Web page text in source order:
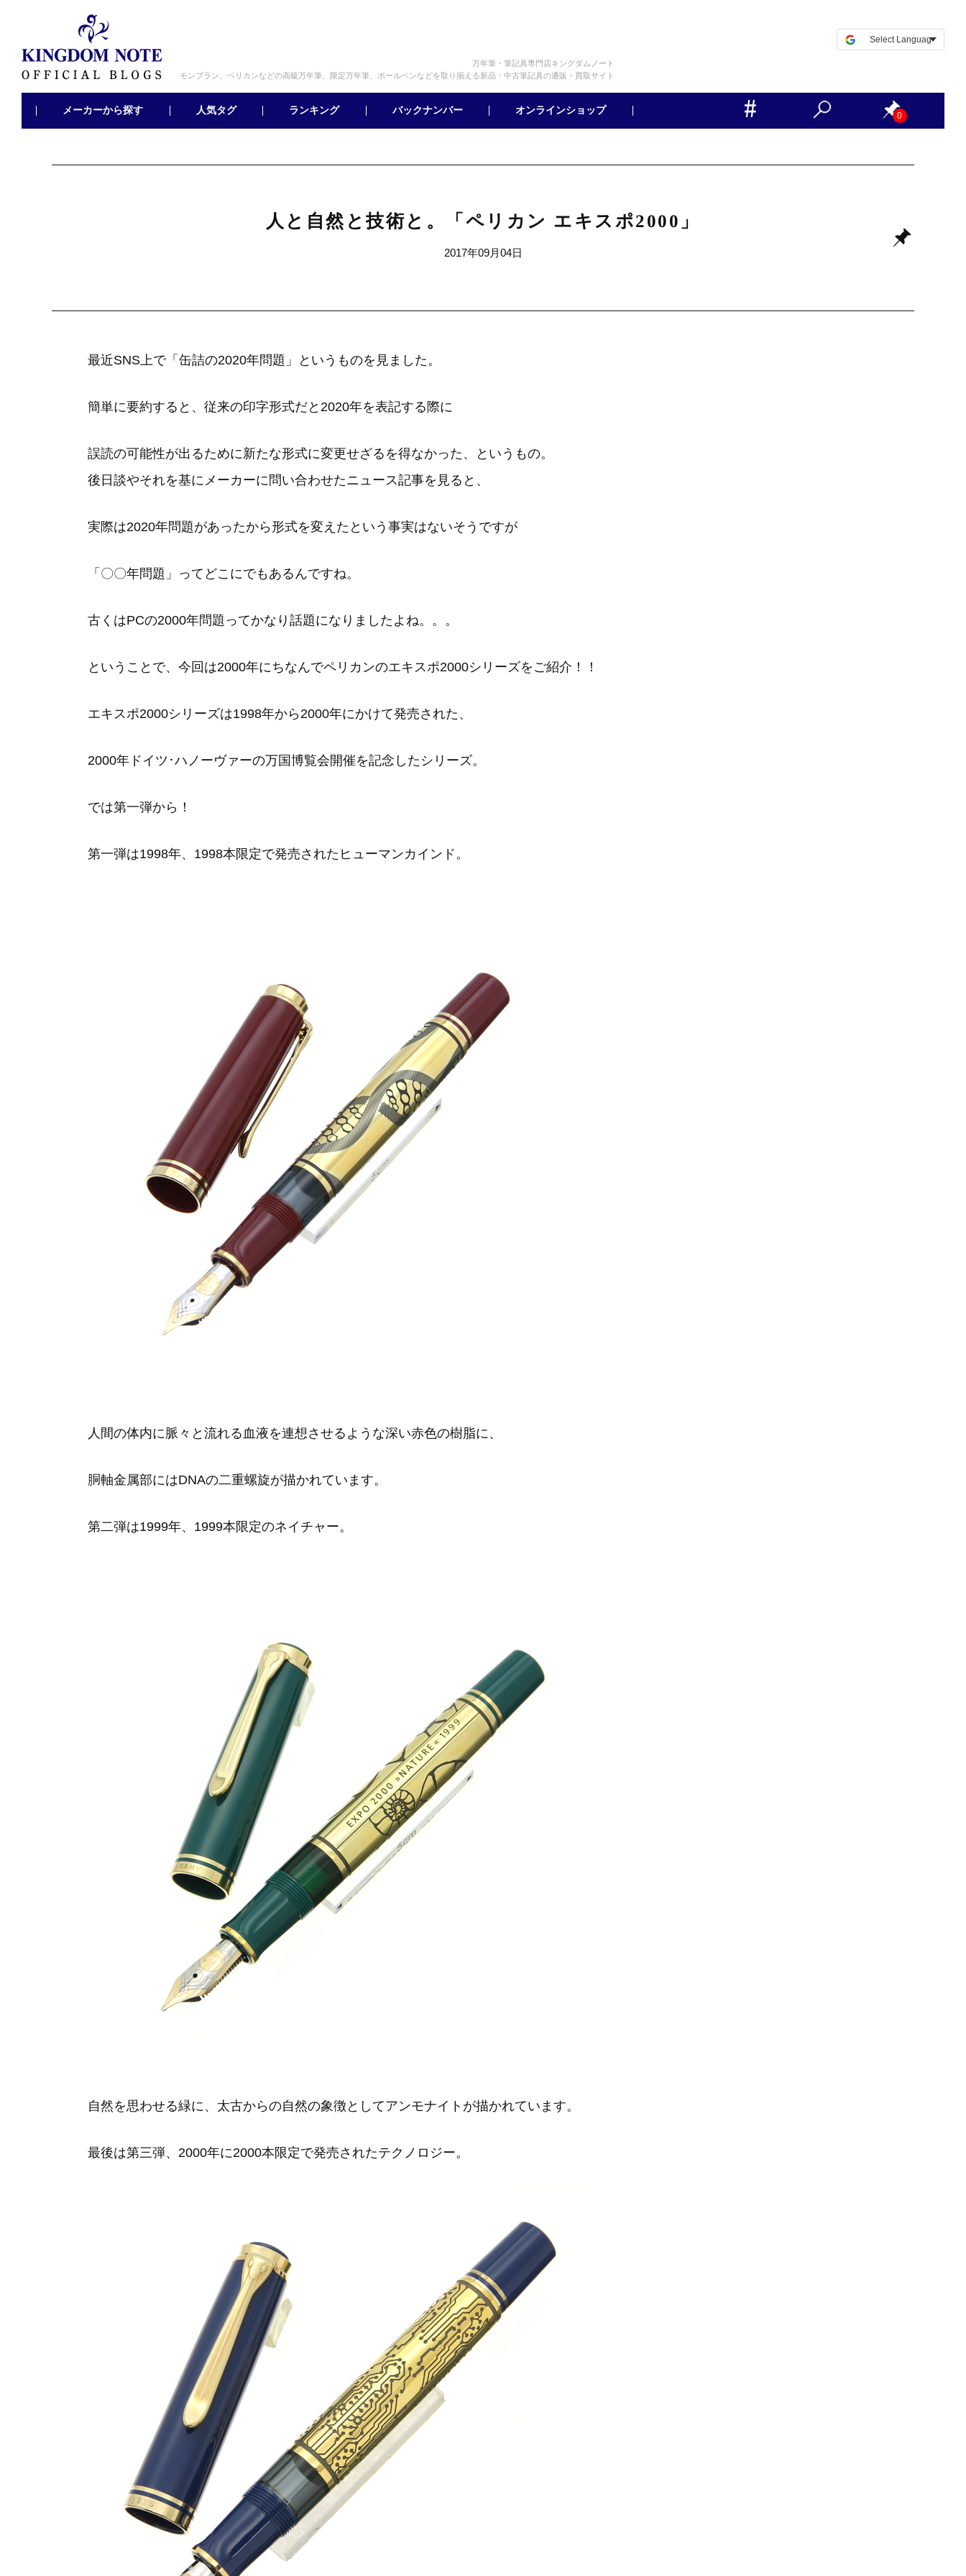
万年筆・筆記具専門店キングダムノート
モンブラン、ペリカンなどの高級万年筆、限定万年筆、ボールペンなどを取り揃える新品・中古筆記具の通販・買取サイト
メーカーから探す 人気タグ ランキング バックナンバー オンラインショップ 0
人と自然と技術と。「ペリカン エキスポ2000」
2017年09月04日
最近SNS上で「缶詰の2020年問題」というものを見ました。
簡単に要約すると、従来の印字形式だと2020年を表記する際に
誤読の可能性が出るために新たな形式に変更せざるを得なかった、というもの。
後日談やそれを基にメーカーに問い合わせたニュース記事を見ると、
実際は2020年問題があったから形式を変えたという事実はないそうですが
「〇〇年問題」ってどこにでもあるんですね。
古くはPCの2000年問題ってかなり話題になりましたよね。。。
ということで、今回は2000年にちなんでペリカンのエキスポ2000シリーズをご紹介！！
エキスポ2000シリーズは1998年から2000年にかけて発売された、
2000年ドイツ･ハノーヴァーの万国博覧会開催を記念したシリーズ。
では第一弾から！
第一弾は1998年、1998本限定で発売されたヒューマンカインド。
人間の体内に脈々と流れる血液を連想させるような深い赤色の樹脂に、
胴軸金属部にはDNAの二重螺旋が描かれています。
第二弾は1999年、1999本限定のネイチャー。
自然を思わせる緑に、太古からの自然の象徴としてアンモナイトが描かれています。
最後は第三弾、2000年に2000本限定で発売されたテクノロジー。